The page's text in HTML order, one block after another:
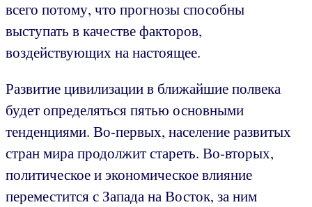
всего потому, что прогнозы способны
выступать в качестве факторов,
воздействующих на настоящее.
Развитие цивилизации в ближайшие полвека
будет определяться пятью основными
тенденциями. Во-первых, население развитых
стран мира продолжит стареть. Во-вторых,
политическое и экономическое влияние
переместится с Запада на Восток, за ним